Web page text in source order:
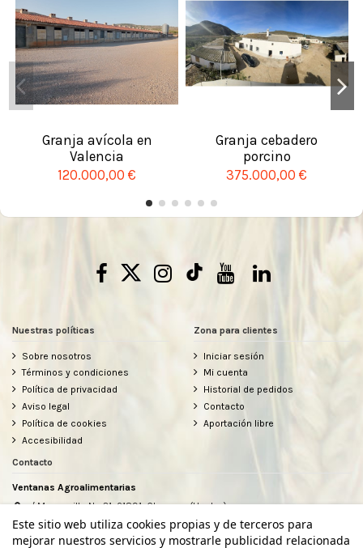
Granja avícola en
Valencia
120.000,00 €
Granja cebadero
porcino
375.000,00 €
Nuestras políticas
Sobre nosotros
Términos y condiciones
Política de privacidad
Aviso legal
Política de cookies
Accesibilidad
Zona para clientes
Iniciar sesión
Mi cuenta
Historial de pedidos
Contacto
Aportación libre
Contacto
Ventanas Agroalimentarias
c/ Manzanilla Nº 31, 21891, Chucena (Huelva)
634912080
hola@ventanasagroalimentarias.com
Este sitio web utiliza cookies propias y de terceros para
mejorar nuestros servicios y mostrarle publicidad relacionada